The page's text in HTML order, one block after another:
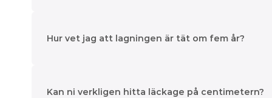
Hur vet jag att lagningen är tät om fem år?
Kan ni verkligen hitta läckage på centimetern?